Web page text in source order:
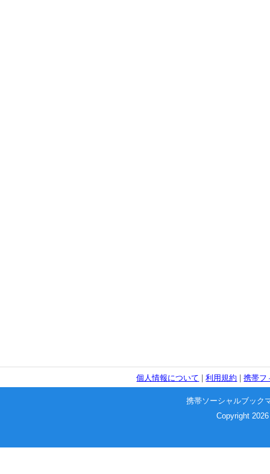
個人情報について |利用規約 |携帯フ
携帯ソーシャルブック
Copyright